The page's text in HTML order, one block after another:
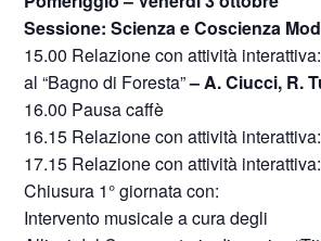
Sessione: Scienza e Coscienza
15.00 Relazione con attività
al “Bagno di Foresta”– A. Ciucci, R.
16.00 Pausa caffè
16.15 Relazione con attività
17.15 Relazione con attività
Chiusura 1° giornata con:
Intervento musicale a cura degli